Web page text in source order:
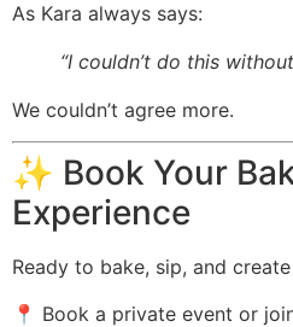
As Kara always says:
“I couldn’t do this
We couldn’t agree more.
✨ Book Your
Experience
Ready to bake, sip, and
📍 Book a private event or